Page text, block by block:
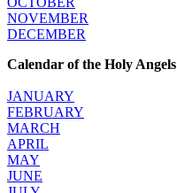
NOVEMBER
DECEMBER
Calendar of the Holy Angels
JANUARY
FEBRUARY
MARCH
APRIL
MAY
JUNE